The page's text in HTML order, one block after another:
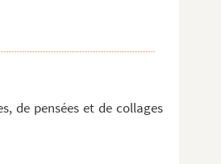
de pensées et de collages